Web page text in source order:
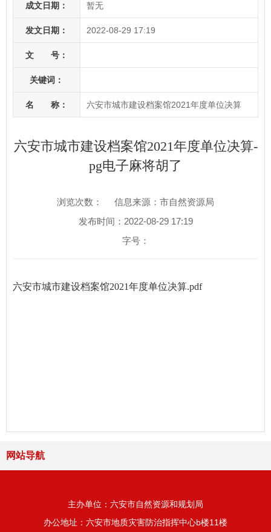
成文日期： 暂无
发文日期： 2022-08-29 17:19
文 号：
关键词：
名 称： 六安市城市建设档案馆2021年度单位决算
六安市城市建设档案馆2021年度单位决算-
pg电子麻将胡了
浏览次数：
信息来源：市自然资源局
发布时间：2022-08-29 17:19
字号：
六安市城市建设档案馆2021年度单位决算.pdf
网站导航
主办单位：六安市自然资源和规划局
办公地址：六安市地质灾害防治指挥中心b楼11楼